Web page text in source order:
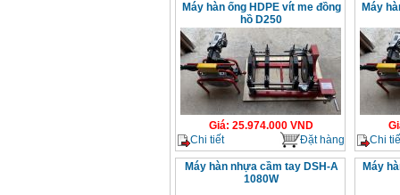
Máy hàn ống HDPE vít me đồng
hồ D250
Giá: 25.974.000 VND
Chi tiết
Đặt hàng
Máy
Chi
Máy hàn nhựa cầm tay DSH-A
1080W
Máy